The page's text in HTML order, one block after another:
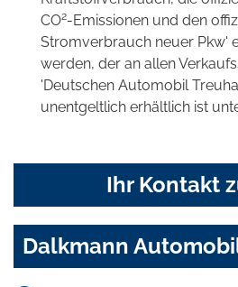
CO2-Emissionen und den
Stromverbrauch neuer Pkw'
werden, der an allen
'Deutschen Automobil
unentgeltlich erhältlich ist
Ihr Kontakt
Dalkmann